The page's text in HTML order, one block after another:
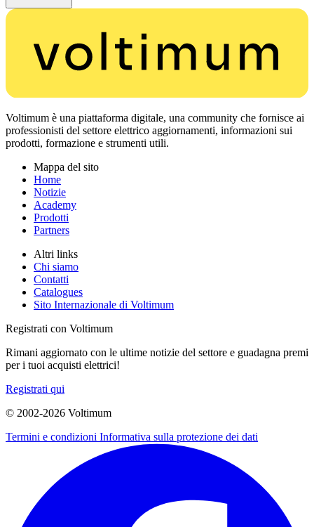
Voltimum è una piattaforma digitale, una community che fornisce ai
professionisti del settore elettrico aggiornamenti, informazioni sui
prodotti, formazione e strumenti utili.
Mappa del sito
Home
Notizie
Academy
Prodotti
Partners
Altri links
Chi siamo
Contatti
Catalogues
Sito Internazionale di Voltimum
Registrati con Voltimum
Rimani aggiornato con le ultime notizie del settore e guadagna premi
per i tuoi acquisti elettrici!
Registrati qui
© 2002-2026 Voltimum
Termini e condizioni Informativa sulla protezione dei dati